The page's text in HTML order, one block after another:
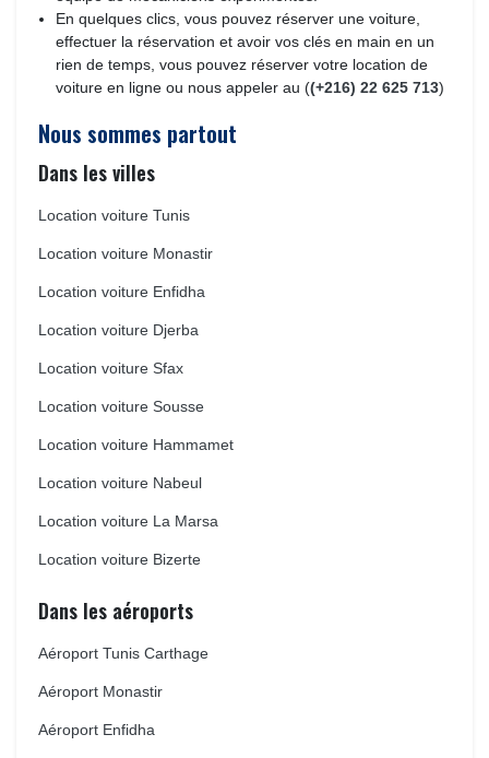
En quelques clics, vous pouvez réserver une voiture,
effectuer la réservation et avoir vos clés en main en un
rien de temps, vous pouvez réserver votre location de
voiture en ligne ou nous appeler au ((+216) 22 625 713)
Nous sommes partout
Dans les villes
Location voiture Tunis
Location voiture Monastir
Location voiture Enfidha
Location voiture Djerba
Location voiture Sfax
Location voiture Sousse
Location voiture Hammamet
Location voiture Nabeul
Location voiture La Marsa
Location voiture Bizerte
Dans les aéroports
Aéroport Tunis Carthage
Aéroport Monastir
Aéroport Enfidha